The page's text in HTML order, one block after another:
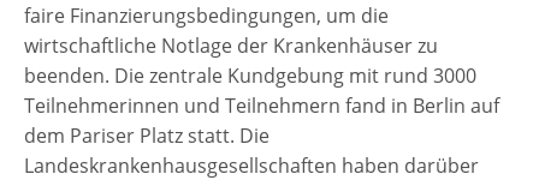
faire Finanzierungsbedingungen, um die
wirtschaftliche Notlage der Krankenhäuser zu
beenden. Die zentrale Kundgebung mit rund 3000
Teilnehmerinnen und Teilnehmern fand in Berlin auf
dem Pariser Platz statt. Die
Landeskrankenhausgesellschaften haben darüber